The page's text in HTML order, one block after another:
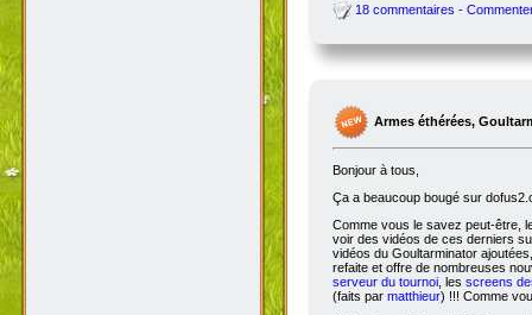
18 commentaires -
Armes éthérées,
Bonjour à tous,
Ça a beaucoup bougé sur
Comme vous le savez peut-être,
voir des vidéos de ces derniers
vidéos du Goultarminator
refaite et offre de nombreuses
serveur du tournoi, les screens
(faits par matthieur) !!! Comme